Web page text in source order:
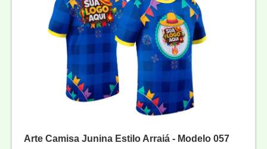
Arte Camisa Junina Estilo Arraiá - Modelo 057